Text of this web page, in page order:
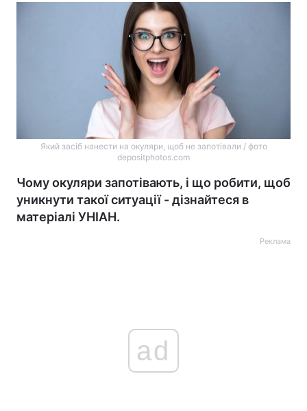
Який засіб нанести на окуляри, щоб не запотівали / фото
depositphotos.com
Чому окуляри запотівають, і що робити, щоб
уникнути такої ситуації - дізнайтеся в
матеріалі УНІАН.
Реклама
ad